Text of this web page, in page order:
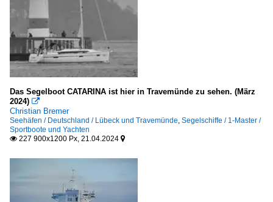
Das Segelboot CATARINA ist hier in Travemünde zu sehen. (März
2024) 
Christian Bremer
Seehäfen / Deutschland / Lübeck und Travemünde Segelschiffe / 1-Master /
Sportboote und Yachten
 227 900x1200 Px, 21.04.2024 